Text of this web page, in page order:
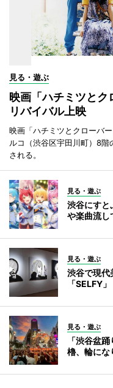
見る・遊ぶ
映画「ハチミツと
リバイバル上映
映画「ハチミツとクローバ
ルコ（渋谷区宇田川町）8
される。
見る・遊ぶ
渋谷にす
や楽曲流し
見る・遊ぶ
渋谷で現代
「SELFY
見る・遊ぶ
「渋谷盆
櫓、輪にな